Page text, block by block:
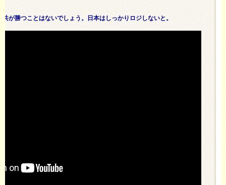
が勝つことはないでしょう。日本はしっかりロジしないと。